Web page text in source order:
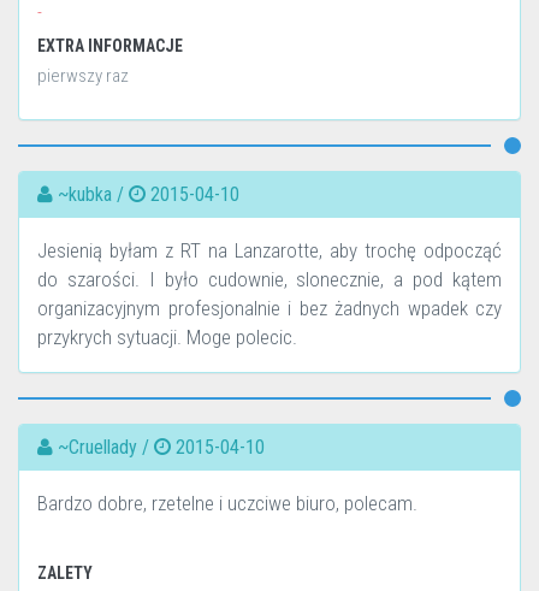
-
EXTRA INFORMACJE
pierwszy raz
~kubka / 2015-04-10
Jesienią byłam z RT na Lanzarotte, aby trochę odpocząć
do szarości. I było cudownie, slonecznie, a pod kątem
organizacyjnym profesjonalnie i bez żadnych wpadek czy
przykrych sytuacji. Moge polecic.
~Cruellady / 2015-04-10
Bardzo dobre, rzetelne i uczciwe biuro, polecam.
ZALETY